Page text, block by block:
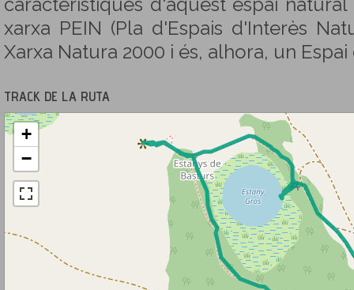
característiques d'aquest espai
xarxa PEIN (Pla d'Espais d'Interès
Xarxa Natura 2000 i és, alhora, un
TRACK DE LA RUTA
+
−